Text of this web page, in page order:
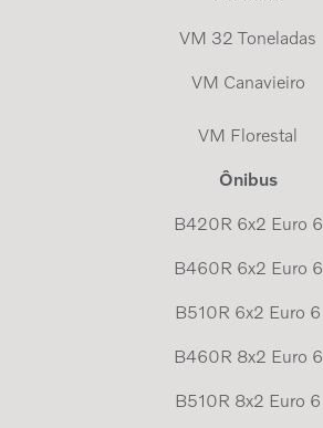
VM 32 Toneladas
VM Canavieiro
VM Florestal
Ônibus
B420R 6x2 Euro 6
B460R 6x2 Euro 6
B510R 6x2 Euro 6
B460R 8x2 Euro 6
B510R 8x2 Euro 6